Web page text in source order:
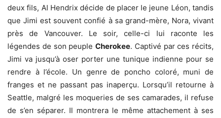
deux fils, Al Hendrix décide de placer le jeune Léon, tandis
que Jimi est souvent confié à sa grand-mère, Nora, vivant
près de Vancouver. Le soir, celle-ci lui raconte les
légendes de son peuple Cherokee. Captivé par ces récits,
Jimi va jusqu’à oser porter une tunique indienne pour se
rendre à l’école. Un genre de poncho coloré, muni de
franges et ne passant pas inaperçu. Lorsqu’il retourne à
Seattle, malgré les moqueries de ses camarades, il refuse
de s’en séparer. Il montrera le même attachement à ses